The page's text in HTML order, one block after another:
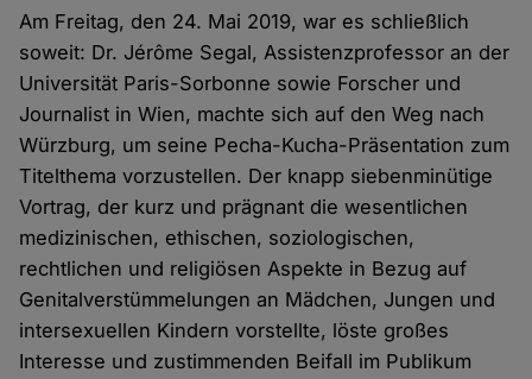
Am Freitag, den 24. Mai 2019, war es schließlich
soweit: Dr. Jérôme Segal, Assistenzprofessor an der
Universität Paris-Sorbonne sowie Forscher und
Journalist in Wien, machte sich auf den Weg nach
Würzburg, um seine Pecha-Kucha-Präsentation zum
Titelthema vorzustellen. Der knapp siebenminütige
Vortrag, der kurz und prägnant die wesentlichen
medizinischen, ethischen, soziologischen,
rechtlichen und religiösen Aspekte in Bezug auf
Genitalverstümmelungen an Mädchen, Jungen und
intersexuellen Kindern vorstellte, löste großes
Interesse und zustimmenden Beifall im Publikum